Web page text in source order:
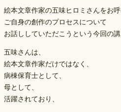
絵本文章作家の五味ヒロミさんをお呼
ご自身の創作のプロセスについて
お話ししていただこうという今回の講
五味さんは、
絵本文章作家だけではなく、
病棟保育士として、
母として、
活躍されており、